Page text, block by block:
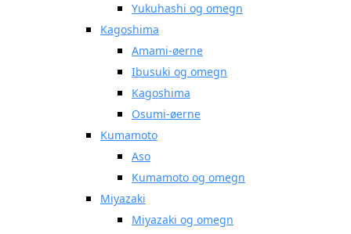
Yukuhashi og omegn
Kagoshima
Amami-øerne
Ibusuki og omegn
Kagoshima
Osumi-øerne
Kumamoto
Aso
Kumamoto og omegn
Miyazaki
Miyazaki og omegn